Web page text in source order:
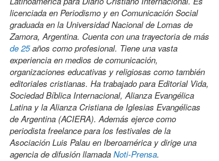
licenciada en Periodismo y en Comunicación Social
graduada en la Universidad Nacional de Lomas de
Zamora, Argentina. Cuenta con una trayectoria de más
de 25años como profesional. Tiene una vasta
experiencia en medios de comunicación,
organizaciones educativas y religiosas como también
editoriales cristianas. Ha trabajado para Editorial Vida,
Sociedad Bíblica Internacional, Alianza Evangélica
Latina y la Alianza Cristiana de Iglesias Evangélicas
de Argentina (ACIERA). Además ejerce como
periodista freelance para los festivales de la
Asociación Luis Palau en Iberoamérica y dirige una
agencia de difusión llamada Noti-Prensa.